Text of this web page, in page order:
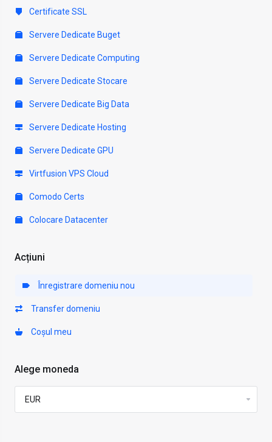
Certificate SSL
Servere Dedicate Buget
Servere Dedicate Computing
Servere Dedicate Stocare
Servere Dedicate Big Data
Servere Dedicate Hosting
Servere Dedicate GPU
Virtfusion VPS Cloud
Comodo Certs
Colocare Datacenter
Acțiuni
Înregistrare domeniu nou
Transfer domeniu
Coșul meu
Alege moneda